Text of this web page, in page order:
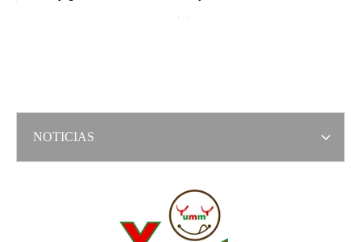
NOTICIAS